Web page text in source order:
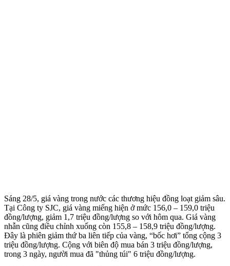
Sáng 28/5, giá vàng trong nước các thương hiệu đồng loạt giảm sâu.
Tại Công ty SJC, giá vàng miếng hiện ở mức 156,0 – 159,0 triệu
đồng/lượng, giảm 1,7 triệu đồng/lượng so với hôm qua. Giá vàng
nhẫn cũng điều chỉnh xuống còn 155,8 – 158,9 triệu đồng/lượng.
Đây là phiên giảm thứ ba liên tiếp của vàng, “bốc hơi” tổng cộng 3
triệu đồng/lượng. Cộng với biên độ mua bán 3 triệu đồng/lượng,
trong 3 ngày, người mua đã "thủng túi" 6 triệu đồng/lượng.